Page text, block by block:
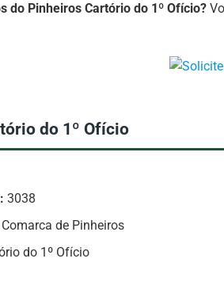
do Pinheiros Cartório do 1º Ofício?
do 1º Ofício
3038
de Pinheiros
do 1º Ofício